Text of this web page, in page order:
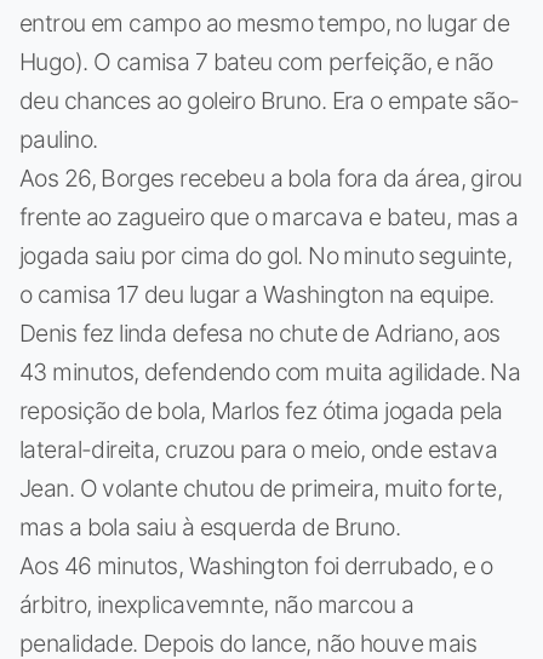
entrou em campo ao mesmo tempo, no lugar de
Hugo). O camisa 7 bateu com perfeição, e não
deu chances ao goleiro Bruno. Era o empate são-
paulino.
Aos 26, Borges recebeu a bola fora da área, girou
frente ao zagueiro que o marcava e bateu, mas a
jogada saiu por cima do gol. No minuto seguinte,
o camisa 17 deu lugar a Washington na equipe.
Denis fez linda defesa no chute de Adriano, aos
43 minutos, defendendo com muita agilidade. Na
reposição de bola, Marlos fez ótima jogada pela
lateral-direita, cruzou para o meio, onde estava
Jean. O volante chutou de primeira, muito forte,
mas a bola saiu à esquerda de Bruno.
Aos 46 minutos, Washington foi derrubado, e o
árbitro, inexplicavemnte, não marcou a
penalidade. Depois do lance, não houve mais